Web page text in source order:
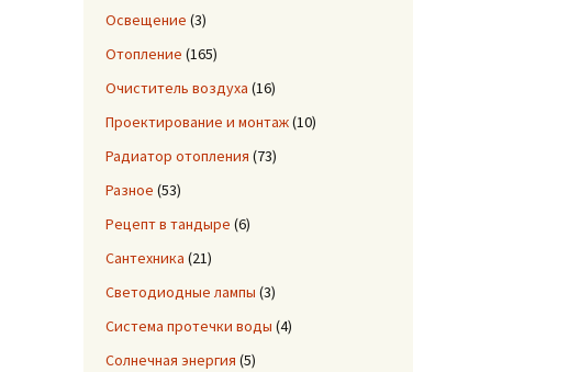
Освещение (3)
Отопление (165)
Очиститель воздуха (16)
Проектирование и монтаж(10)
Радиатор отопления (73)
Разное (53)
Рецепт в тандыре (6)
Сантехника (21)
Светодиодные лампы (3)
Система протечки воды (4)
Солнечная энергия (5)